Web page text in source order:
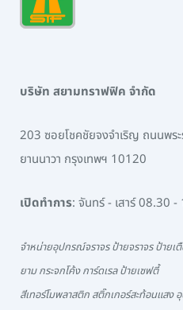
บริษัท สยามทราฟฟิค จำกัด
203 ซอยโชคชัยจงจำเริญ ถนนพร
ยานนาวา กรุงเทพฯ 10120
เปิดทำการ: จันทร์ - เสาร์ 08.30
จำหน่ายอุปกรณ์จราจร ป้ายจราจร ป้าย
ยาม กระจกโค้ง การ์ดเรล ป้ายเซฟตี้
สีเทอร์โมพลาสติก สติ๊กเกอร์สะท้อนแสง